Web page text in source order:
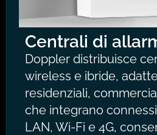
Centrali di
Doppler distribuisce
wireless e ibride,
residenziali,
che integrano
LAN, Wi-Fi e 4G,